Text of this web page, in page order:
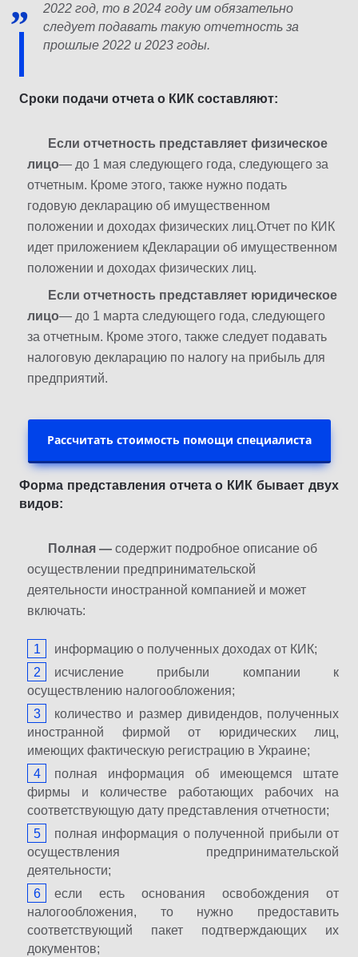
2022 год, то в 2024 году им обязательно
следует подавать такую ​​отчетность за
прошлые 2022 и 2023 годы.
Сроки подачи отчета о КИК составляют:
Если отчетность представляет физическое
лицо— до 1 мая следующего года, следующего за
отчетным. Кроме этого, также нужно подать
годовую декларацию об имущественном
положении и доходах физических лиц.Отчет по КИК
идет приложением кДекларации об имущественном
положении и доходах физических лиц.
Если отчетность представляет юридическое
лицо— до 1 марта следующего года, следующего
за отчетным. Кроме этого, также следует подавать
налоговую декларацию по налогу на прибыль для
предприятий.
Рассчитать стоимость помощи специалиста
Форма представления отчета о КИК бывает двух
видов:
Полная — содержит подробное описание об
осуществлении предпринимательской
деятельности иностранной компанией и может
включать:
информацию о полученных доходах от КИК;
исчисление прибыли компании к
осуществлению налогообложения;
количество и размер дивидендов, полученных
иностранной фирмой от юридических лиц,
имеющих фактическую регистрацию в Украине;
полная информация об имеющемся штате
фирмы и количестве работающих рабочих на
соответствующую дату представления отчетности;
полная информация о полученной прибыли от
осуществления предпринимательской
деятельности;
если есть основания освобождения от
налогообложения, то нужно предоставить
соответствующий пакет подтверждающих их
документов;